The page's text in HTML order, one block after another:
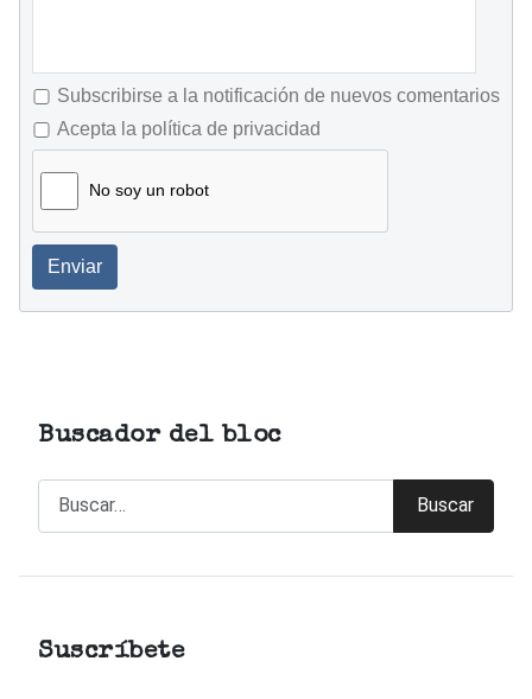
Subscribirse a la notificación de nuevos comentarios
Acepta la política de privacidad
No soy un robot
Enviar
Buscador del bloc
Buscar
Suscríbete